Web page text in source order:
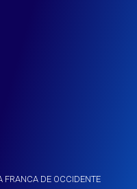
DE OCCIDENTE